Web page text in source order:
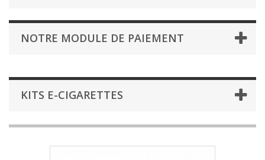
NOTRE MODULE DE PAIEMENT
KITS E-CIGARETTES